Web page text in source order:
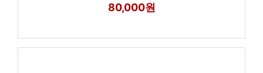
80,000원